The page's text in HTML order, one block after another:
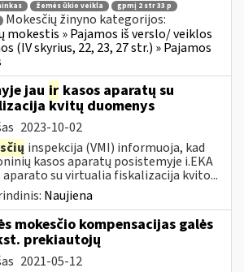
žemės ūkio veikla
gpmį 2 str 33 p
Mokesčių žinyno kategorijos:
mokestis » Pajamos iš verslo/ veiklos
(IV skyrius, 22, 23, 27 str.) » Pajamos
jau ir kasos aparatų su
kvitų duomenys
2023-10-02
inspekcija (VMI) informuoja, kad
kasos aparatų posistemyje i.EKA
su virtualia fiskalizacija kvito...
Naujiena
mokesčio kompensacijas galės
prekiautojų
2021-05-12